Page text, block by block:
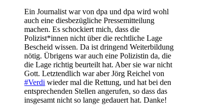
Ein Journalist war von dpa und dpa wird wohl
auch eine diesbezügliche Pressemitteilung
machen. Es schockiert mich, dass die
Polizist*innen nicht über die rechtliche Lage
Bescheid wissen. Da ist dringend Weiterbildung
nötig. Übrigens war auch eine Polizistin da, die
die Lage richtig beurteilt hat. Aber sie war nicht
Gott. Letztendlich war aber Jörg Reichel von
#Verdi wieder mal die Rettung, und hat bei den
entsprechenden Stellen angerufen, so dass das
insgesamt nicht so lange gedauert hat. Danke!